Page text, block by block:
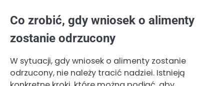
Co zrobić, gdy wniosek o alimenty
zostanie odrzucony
W sytuacji, gdy wniosek o alimenty zostanie
odrzucony, nie należy tracić nadziei. Istnieją